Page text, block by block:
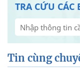
TRA CỨU CÁC
Tin cùng